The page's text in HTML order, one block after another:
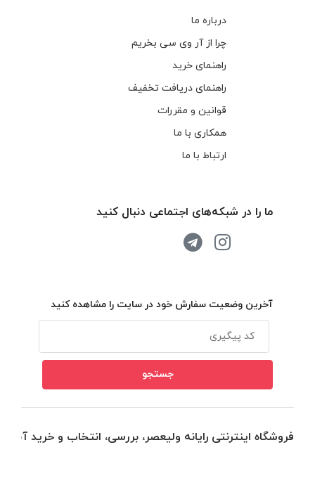
درباره ما
چرا از آر وی سی بخریم
راهنمای خرید
راهنمای دریافت تخفیف
قوانین و مقررات
همکاری با ما
ارتباط با ما
ما را در شبکه‌های اجتماعی دنبال کنید
آخرین وضعیت سفارش خود در سایت را مشاهده کنید
فروشگاه اینترنتی رایانه ولیعصر، بررسی، انتخاب و خرید